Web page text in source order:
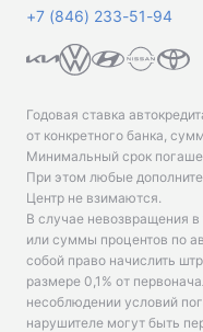
+7 (846) 233-51-94
Годовая ставка
от конкретного банка,
Минимальный срок
При этом любые
Центр не взимаются.
В случае невозвращения
или суммы процентов по
собой право начислить
размере 0,1% от
несоблюдении условий
нарушителе могут быть